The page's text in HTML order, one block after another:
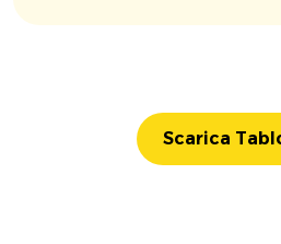
Scarica